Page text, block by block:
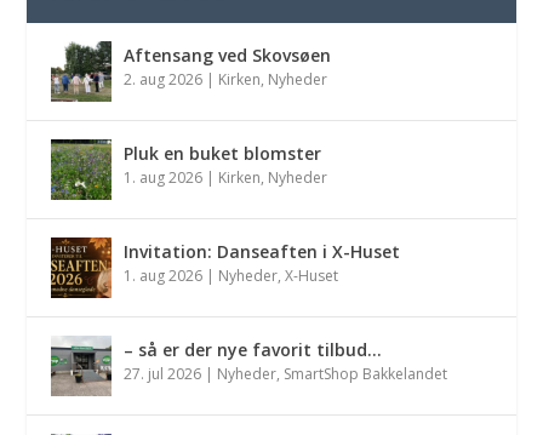
Aftensang ved Skovsøen
2. aug 2026 | Kirken, Nyheder
Pluk en buket blomster
1. aug 2026 | Kirken, Nyheder
Invitation: Danseaften i X-Huset
1. aug 2026 | Nyheder,X-Huset
– så er der nye favorit tilbud…
27. jul 2026 | Nyheder, SmartShop Bakkelandet